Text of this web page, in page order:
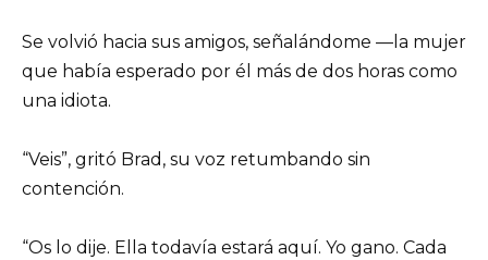
Se volvió hacia sus amigos, señalándome —la mujer
que había esperado por él más de dos horas como
una idiota.
“Veis”, gritó Brad, su voz retumbando sin
contención.
“Os lo dije. Ella todavía estará aquí. Yo gano. Cada